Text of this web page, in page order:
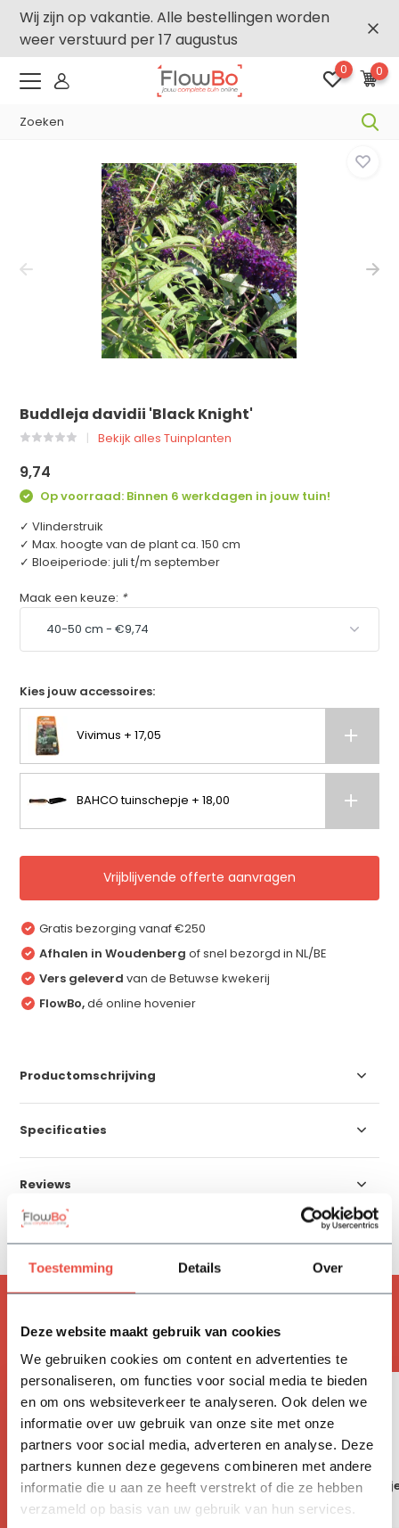
Toestemming Details Over
Deze website maakt gebruik van cookies
We gebruiken cookies om content en advertenties te
personaliseren, om functies voor social media te bieden
en om ons websiteverkeer te analyseren. Ook delen we
informatie over uw gebruik van onze site met onze
partners voor social media, adverteren en analyse. Deze
partners kunnen deze gegevens combineren met andere
informatie die u aan ze heeft verstrekt of die ze hebben
verzameld op basis van uw gebruik van hun services.
Wij zijn op vakantie. Alle bestellingen worden
weer verstuurd per 17 augustus
0 0
Buddleja davidii 'Black Knight'
Bekijk alles Tuinplanten
9,74
Op voorraad: Binnen 6 werkdagen in jouw tuin!
✓ Vlinderstruik
✓ Max. hoogte van de plant ca. 150 cm
✓ Bloeiperiode: juli t/m september
Maak een keuze: *
Kies jouw accessoires:
Vivimus + 17,05
BAHCO tuinschepje + 18,00
Vrijblijvende offerte aanvragen
Gratis bezorging vanaf €250
Afhalen in Woudenberg of snel bezorgd in NL/BE
Vers geleverd van de Betuwse kwekerij
FlowBo,dé online hovenier
Productomschrijving
Specificaties
Reviews
Handig om mee te bestellen
Vivimus
17,05
BAHCO
18,-